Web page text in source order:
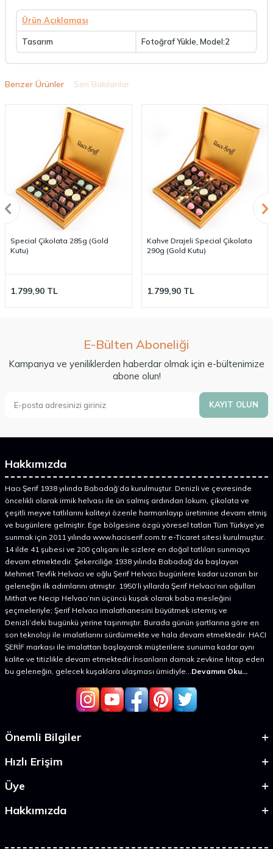
Ürün Açıklaması
Tasarım Fotoğraf Yükle, Model:2
Benzer Ürünler Son Bakılanlar
Special Çikolata 285g (Gold
Kutu)
1.799,90 TL
Kahve Drajeli Special Çikolata
290g (Gold Kutu)
1.799,90TL
E-Bülten Aboneliği
Kampanya ve yeniliklerden haberdar olmak için e-bültenimize
abone olun!
KAYIT OLUN
Hakkımızda
Hacı Şerif 1938 yılında Babadağ’da kurulmuştur. Denizli ve çevresinde
öncelikli olarak irmik helvası ile ün salmış ardından lokum, çikolata ve
çeşitli meyve tatlılarını kaliteyi özenle harmanlayıp üretimine devam etmiş
ve bugünlere gelmiştir. Ege bölgesine özgü yöresel tatları Tüm Türkiye’ye
sunmak için 2011 yılında www.haciserif.com.tr e-Ticaret sitesi kurulmuştur.
14 ilde 41 şubesi ve 200 çalışanı ile sizlere en doğal tatlıları sunmaya
devam etmektedir. Şekerciliğe 1938 yılında Babadağ’da başlayan
Mehmet Tevfik Helvacı ve oğlu Şerif Helvacı bugünlere kadar uzanan bir
geleneğin ilk adımlarını atmıştır. 1950’li yıllarda Şerif Helvacı’nın oğulları
Mithat ve Necip Helvacı’nın üçüncü kuşak olarak baba mesleğini
şeçmeleriyle; Şerif Helvacı imalathanesini büyütmek istemiş ve
Denizli’deki bugünkü yerine taşınmıştır. Burada günün şartlarına göre en
son teknoloji ile imalatlarını sürdürmekte ve hala devam etmektedir. HACI
ŞERİF markası ile imalattan başlayarak müşterilere sunuma kadar aynı
kalite ve titizlikle devam etmektedir.İnsanların damak zevkine hitap eden
bu geleneğin, gelecek kuşaklara ulaşması ümidiyle... Devamını Oku...
Önemli Bilgiler
Hızlı Erişim
Üye
Hakkımızda